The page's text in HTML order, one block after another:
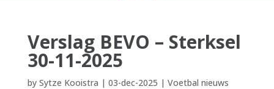
Verslag BEVO – Sterksel
30-11-2025
by Sytze Kooistra | 03-dec-2025 | Voetbal nieuws